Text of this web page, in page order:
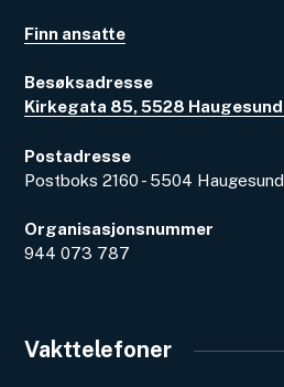
Finn ansatte
Besøksadresse
Kirkegata 85, 5528 Haugesund
Postadresse
Postboks 2160 - 5504 Haugesund
Organisasjonsnummer
944 073 787
Vakttelefoner